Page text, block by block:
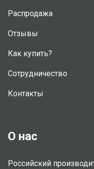
Распродажа
Отзывы
Как купить?
Сотрудничество
Контакты
О нас
Российский